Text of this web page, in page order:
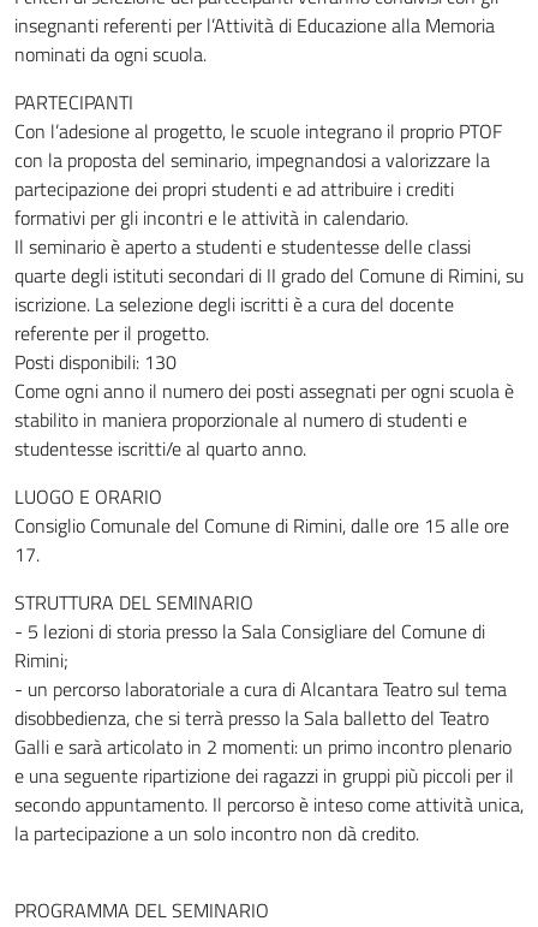
insegnanti referenti per l’Attività di Educazione alla Memoria
nominati da ogni scuola.
PARTECIPANTI
Con l’adesione al progetto, le scuole integrano il proprio PTOF
con la proposta del seminario, impegnandosi a valorizzare la
partecipazione dei propri studenti e ad attribuire i crediti
formativi per gli incontri e le attività in calendario.
Il seminario è aperto a studenti e studentesse delle classi
quarte degli istituti secondari di II grado del Comune di Rimini, su
iscrizione. La selezione degli iscritti è a cura del docente
referente per il progetto.
Posti disponibili: 130
Come ogni anno il numero dei posti assegnati per ogni scuola è
stabilito in maniera proporzionale al numero di studenti e
studentesse iscritti/e al quarto anno.
LUOGO E ORARIO
Consiglio Comunale del Comune di Rimini, dalle ore 15 alle ore
17.
STRUTTURA DEL SEMINARIO
- 5 lezioni di storia presso la Sala Consigliare del Comune di
Rimini;
- un percorso laboratoriale a cura di Alcantara Teatro sul tema
disobbedienza, che si terrà presso la Sala balletto del Teatro
Galli e sarà articolato in 2 momenti: un primo incontro plenario
e una seguente ripartizione dei ragazzi in gruppi più piccoli per il
secondo appuntamento. Il percorso è inteso come attività unica,
la partecipazione a un solo incontro non dà credito.
PROGRAMMA DEL SEMINARIO